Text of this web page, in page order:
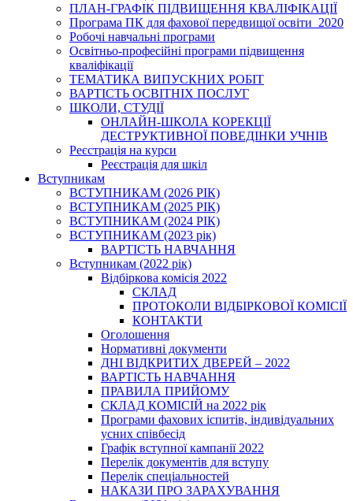
ПЛАН-ГРАФІК ПІДВИЩЕННЯ КВАЛІФІКАЦІЇ
Програма ПК для фахової передвищої освіти_2020
Робочі навчальні програми
Освітньо-професійні програми підвищення
кваліфікації
ТЕМАТИКА ВИПУСКНИХ РОБІТ
ВАРТІСТЬ ОСВІТНІХ ПОСЛУГ
ШКОЛИ, СТУДІЇ
ОНЛАЙН-ШКОЛА КОРЕКЦІЇ
ДЕСТРУКТИВНОЇ ПОВЕДІНКИ УЧНІВ
Реєстрація на курси
Реєстрація для шкіл
Вступникам
ВСТУПНИКАМ (2026 РІК)
ВСТУПНИКАМ (2025 РІК)
ВСТУПНИКАМ (2024 РІК)
ВСТУПНИКАМ (2023 рік)
ВАРТІСТЬ НАВЧАННЯ
Вступникам (2022 рік)
Відбіркова комісія 2022
СКЛАД
ПРОТОКОЛИ ВІДБІРКОВОЇ КОМІСІЇ
КОНТАКТИ
Оголошення
Нормативні документи
ДНІ ВІДКРИТИХ ДВЕРЕЙ – 2022
ВАРТІСТЬ НАВЧАННЯ
ПРАВИЛА ПРИЙОМУ
СКЛАД КОМІСІЙ на 2022 рік
Програми фахових іспитів, індивідуальних
усних співбесід
Графік вступної кампанії 2022
Перелік документів для вступу
Перелік спеціальностей
НАКАЗИ ПРО ЗАРАХУВАННЯ